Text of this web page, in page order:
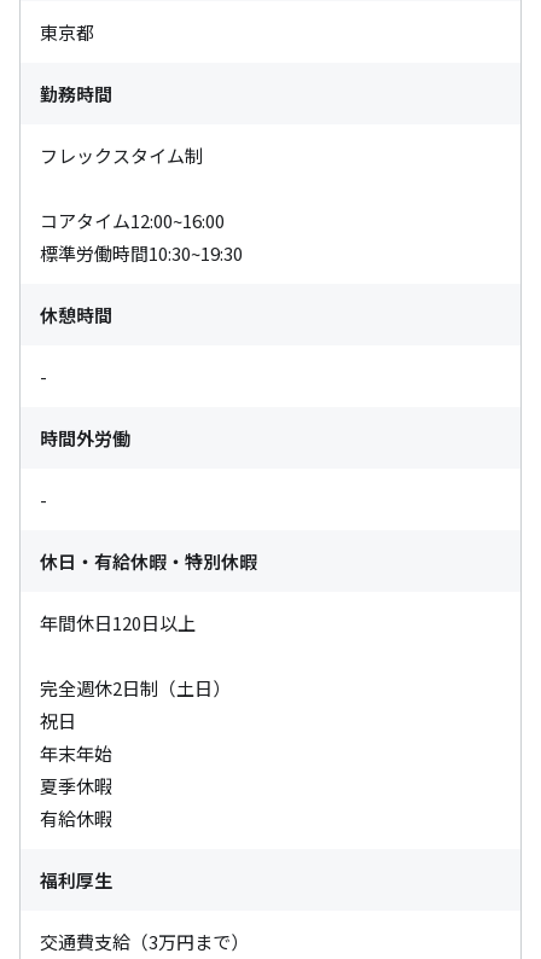
東京都
勤務時間
フレックスタイム制
コアタイム12:00~16:00
標準労働時間10:30~19:30
休憩時間
-
時間外労働
-
休日・有給休暇・特別休暇
年間休日120日以上
完全週休2日制（土日）
祝日
年末年始
夏季休暇
有給休暇
福利厚生
交通費支給（3万円まで）